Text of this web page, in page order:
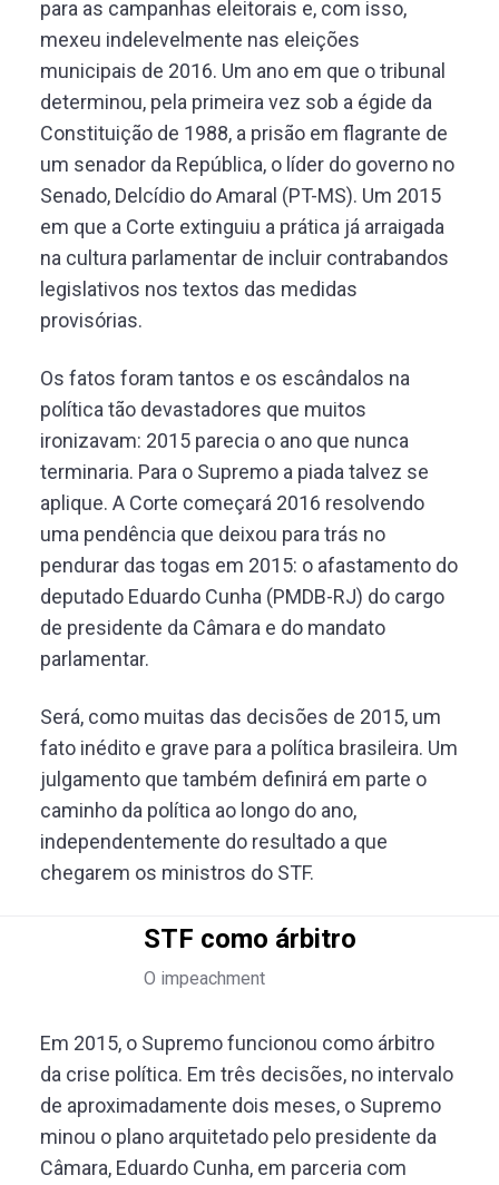
para as campanhas eleitorais e, com isso,
mexeu indelevelmente nas eleições
municipais de 2016. Um ano em que o tribunal
determinou, pela primeira vez sob a égide da
Constituição de 1988, a prisão em flagrante de
um senador da República, o líder do governo no
Senado, Delcídio do Amaral (PT-MS). Um 2015
em que a Corte extinguiu a prática já arraigada
na cultura parlamentar de incluir contrabandos
legislativos nos textos das medidas
provisórias.
Os fatos foram tantos e os escândalos na
política tão devastadores que muitos
ironizavam: 2015 parecia o ano que nunca
terminaria. Para o Supremo a piada talvez se
aplique. A Corte começará 2016 resolvendo
uma pendência que deixou para trás no
pendurar das togas em 2015: o afastamento do
deputado Eduardo Cunha (PMDB-RJ) do cargo
de presidente da Câmara e do mandato
parlamentar.
Será, como muitas das decisões de 2015, um
fato inédito e grave para a política brasileira. Um
julgamento que também definirá em parte o
caminho da política ao longo do ano,
independentemente do resultado a que
chegarem os ministros do STF.
STF como árbitro
O impeachment
Em 2015, o Supremo funcionou como árbitro
da crise política. Em três decisões, no intervalo
de aproximadamente dois meses, o Supremo
minou o plano arquitetado pelo presidente da
Câmara, Eduardo Cunha, em parceria com